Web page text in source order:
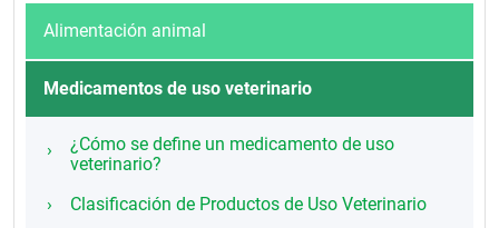
Alimentación animal
Medicamentos de uso veterinario
¿Cómo se define un medicamento de uso
veterinario?
Clasificación de Productos de Uso Veterinario